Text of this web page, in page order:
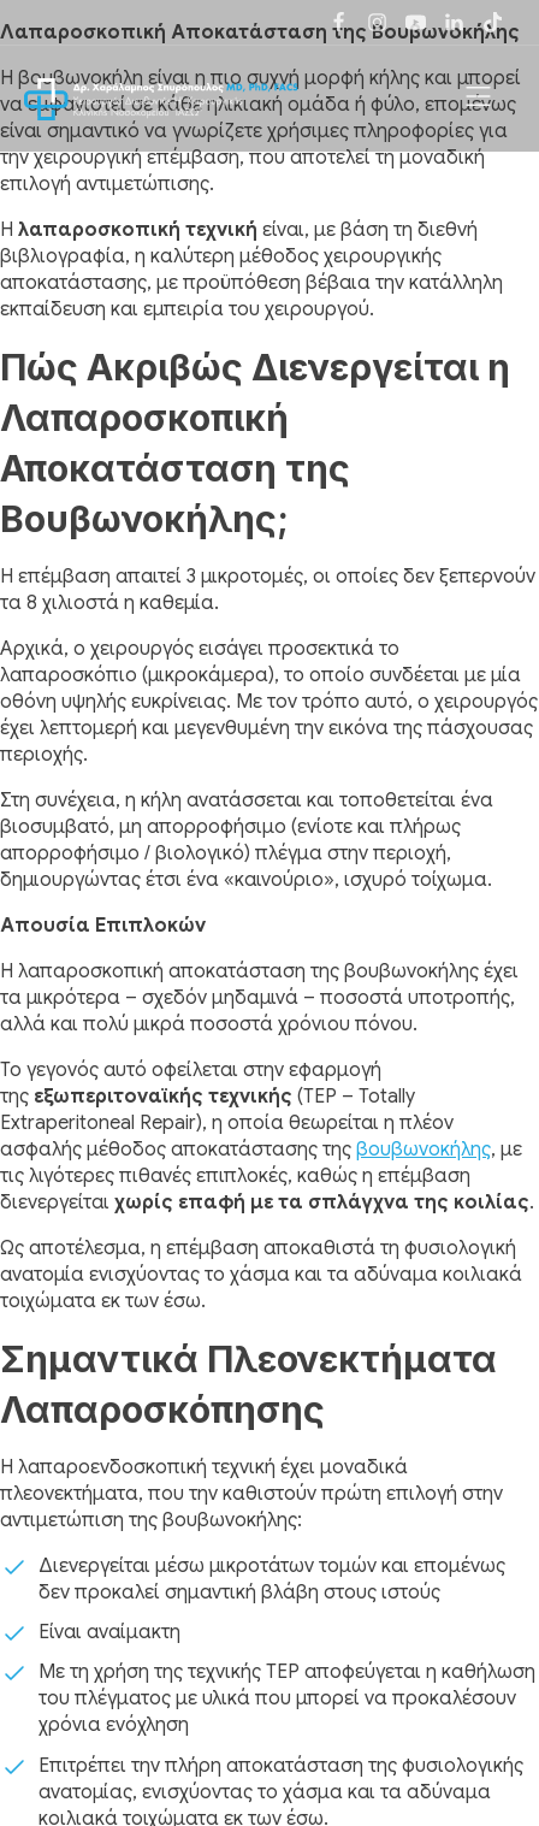
Λαπαροσκοπική Αποκατάσταση της Βουβωνοκήλης
Η βουβωνοκήλη είναι η πιο συχνή μορφή κήλης και μπορεί
να εμφανιστεί σε κάθε ηλικιακή ομάδα ή φύλο, επομένως
είναι σημαντικό να γνωρίζετε χρήσιμες πληροφορίες για
την χειρουργική επέμβαση, που αποτελεί τη μοναδική
επιλογή αντιμετώπισης.
Η λαπαροσκοπική τεχνική είναι, με βάση τη διεθνή
βιβλιογραφία, η καλύτερη μέθοδος χειρουργικής
αποκατάστασης, με προϋπόθεση βέβαια την κατάλληλη
εκπαίδευση και εμπειρία του χειρουργού.
Πώς Ακριβώς Διενεργείται η
Λαπαροσκοπική
Αποκατάσταση της
Βουβωνοκήλης;
Η επέμβαση απαιτεί 3 μικροτομές, οι οποίες δεν ξεπερνούν
τα 8 χιλιοστά η καθεμία.
Αρχικά, ο χειρουργός εισάγει προσεκτικά το
λαπαροσκόπιο (μικροκάμερα), το οποίο συνδέεται με μία
οθόνη υψηλής ευκρίνειας. Με τον τρόπο αυτό, ο χειρουργός
έχει λεπτομερή και μεγενθυμένη την εικόνα της πάσχουσας
περιοχής.
Στη συνέχεια, η κήλη ανατάσσεται και τοποθετείται ένα
βιοσυμβατό, μη απορροφήσιμο (ενίοτε και πλήρως
απορροφήσιμο / βιολογικό) πλέγμα στην περιοχή,
δημιουργώντας έτσι ένα «καινούριο», ισχυρό τοίχωμα.
Απουσία Επιπλοκών
Η λαπαροσκοπική αποκατάσταση της βουβωνοκήλης έχει
τα μικρότερα – σχεδόν μηδαμινά – ποσοστά υποτροπής,
αλλά και πολύ μικρά ποσοστά χρόνιου πόνου.
Το γεγονός αυτό οφείλεται στην εφαρμογή
της εξωπεριτοναϊκής τεχνικής (TEP – Totally
Extraperitoneal Repair), η οποία θεωρείται η πλέον
ασφαλής μέθοδος αποκατάστασης της βουβωνοκήλης, με
τις λιγότερες πιθανές επιπλοκές, καθώς η επέμβαση
διενεργείται χωρίς επαφή με τα σπλάγχνα της κοιλίας.
Ως αποτέλεσμα, η επέμβαση αποκαθιστά τη φυσιολογική
ανατομία ενισχύοντας το χάσμα και τα αδύναμα κοιλιακά
τοιχώματα εκ των έσω.
Σημαντικά Πλεονεκτήματα
Λαπαροσκόπησης
Η λαπαροενδοσκοπική τεχνική έχει μοναδικά
πλεονεκτήματα, που την καθιστούν πρώτη επιλογή στην
αντιμετώπιση της βουβωνοκήλης:
Διενεργείται μέσω μικροτάτων τομών και επομένως
δεν προκαλεί σημαντική βλάβη στους ιστούς
Είναι αναίμακτη
Με τη χρήση της τεχνικής TEP αποφεύγεται η καθήλωση
του πλέγματος με υλικά που μπορεί να προκαλέσουν
χρόνια ενόχληση
Επιτρέπει την πλήρη αποκατάσταση της φυσιολογικής
ανατομίας, ενισχύοντας το χάσμα και τα αδύναμα
κοιλιακά τοιχώματα εκ των έσω.